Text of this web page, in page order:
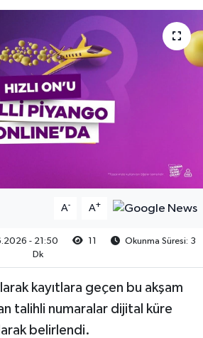
A- A+
- 21:50 11
Okunma Süresi: 3
Dk
kayıtlara geçen bu akşam
talihli numaralar dijital küre
belirlendi.